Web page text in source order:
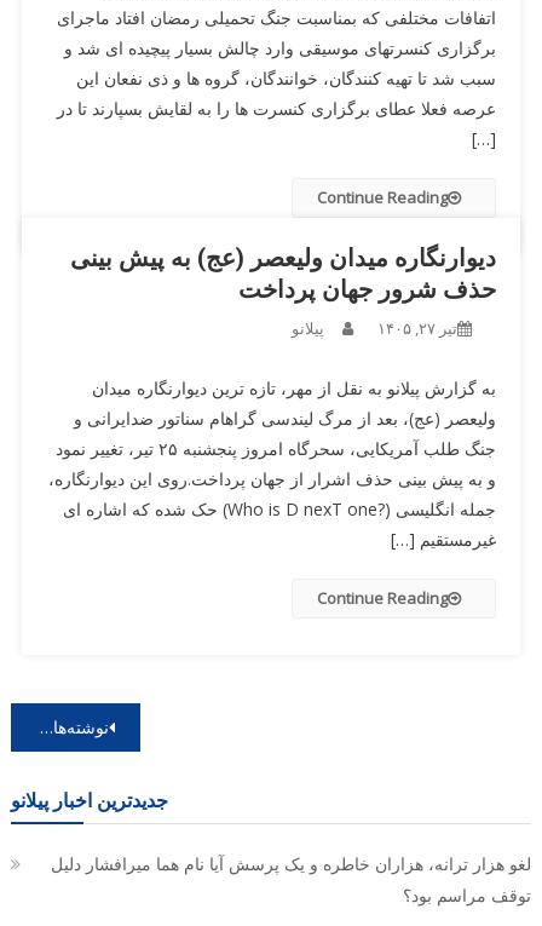
اتفافات مختلفی که بمناسبت جنگ تحمیلی رمضان افتاد ماجرای
برگزاری کنسرتهای موسیقی وارد چالش بسیار پیچیده ای شد و
سبب شد تا تهیه کنندگان، خوانندگان، گروه ها و ذی نفعان این
عرصه فعلا عطای برگزاری کنسرت ها را به لقایش بسپارند تا در
[…]
Continue Reading
دیوارنگاره میدان ولیعصر (عج) به پیش بینی
حذف شرور جهان پرداخت
تیر ۲۷, ۱۴۰۵ پیلانو
به گزارش پیلانو به نقل از مهر، تازه ترین دیوارنگاره میدان
ولیعصر (عج)، بعد از مرگ لیندسی گراهام سناتور ضدایرانی و
جنگ طلب آمریکایی، سحرگاه امروز پنجشنبه ۲۵ تیر، تغییر نمود
و به پیش بینی حذف اشرار از جهان پرداخت.روی این دیوارنگاره،
جمله انگلیسی (?Who is D nexT one) حک شده که اشاره ای
غیرمستقیم […]
Continue Reading
نوشته‌های کهنه‌تر
جدیدترین اخبار پیلانو
لغو هزار ترانه، هزاران خاطره و یک پرسش آیا نام هما میرافشار دلیل
توقف مراسم بود؟